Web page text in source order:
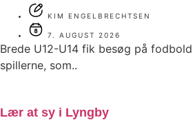
KIM ENGELBRECHTSEN
7. AUGUST 2026
Brede U12-U14 fik besøg på
spillerne, som..
Lær at sy i Lyngby